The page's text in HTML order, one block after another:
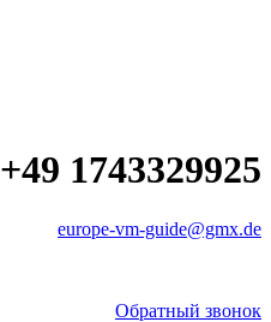
+49 1743329925
europe-vm-guide@gmx.de
Обратный звонок